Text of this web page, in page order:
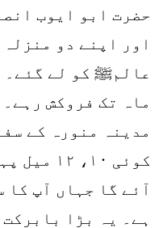
حضرت ابو ایوب
اور اپنے دو
عالمﷺ کو لے
ماہ تک فروکش رہے۔
مدینہ منورہ کے
کوئی
آئے گا جہاں آپ کا
ہے۔ یہ بڑا